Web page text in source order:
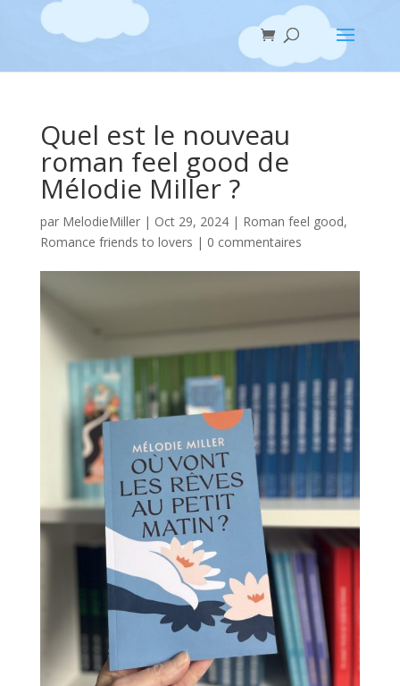
Quel est le nouveau
roman feel good de
Mélodie Miller ?
par MelodieMiller| Oct 29, 2024| Roman feel good,
Romance friends to lovers | 0 commentaires